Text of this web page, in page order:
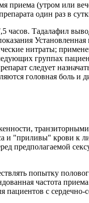
приема (утром или
один раз в
часов. Тадалафил
нитраты;
группах
следует
головная боль и
"приливы" крови к
предполагаемой
попытку
частота
пациентов с сердечно-